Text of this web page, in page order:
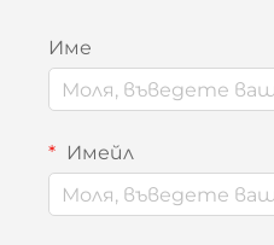
Име
Имейл